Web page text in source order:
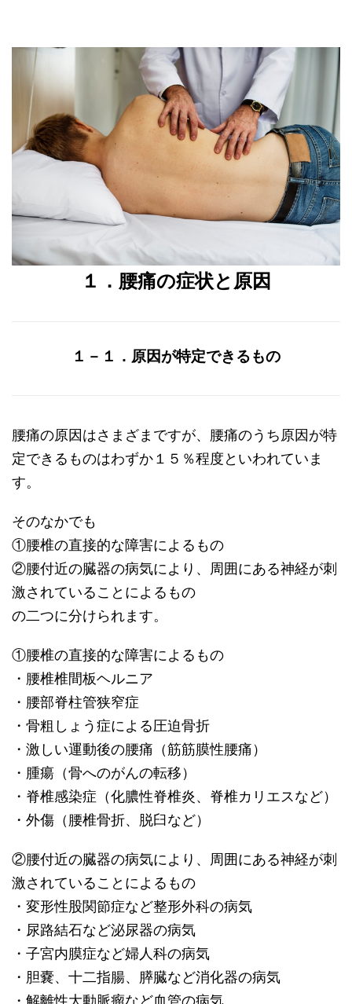
１．腰痛の症状と原因
１－１．原因が特定できるもの
腰痛の原因はさまざまですが、腰痛のうち原因が特
定できるものはわずか１５％程度といわれていま
す。
そのなかでも
①腰椎の直接的な障害によるもの
②腰付近の臓器の病気により、周囲にある神経が刺
激されていることによるもの
の二つに分けられます。
①腰椎の直接的な障害によるもの
・腰椎椎間板ヘルニア
・腰部脊柱管狭窄症
・骨粗しょう症による圧迫骨折
・激しい運動後の腰痛（筋筋膜性腰痛）
・腫瘍（骨へのがんの転移）
・脊椎感染症（化膿性脊椎炎、脊椎カリエスなど）
・外傷（腰椎骨折、脱臼など）
②腰付近の臓器の病気により、周囲にある神経が刺
激されていることによるもの
・変形性股関節症など整形外科の病気
・尿路結石など泌尿器の病気
・子宮内膜症など婦人科の病気
・胆嚢、十二指腸、膵臓など消化器の病気